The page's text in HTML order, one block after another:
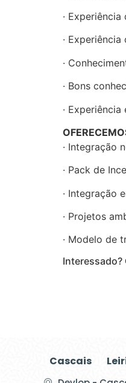
·
·
·
· Bons
· Experiência
· Integração
· Pack de
· Integração
· Projetos
· Modelo de
Cascais